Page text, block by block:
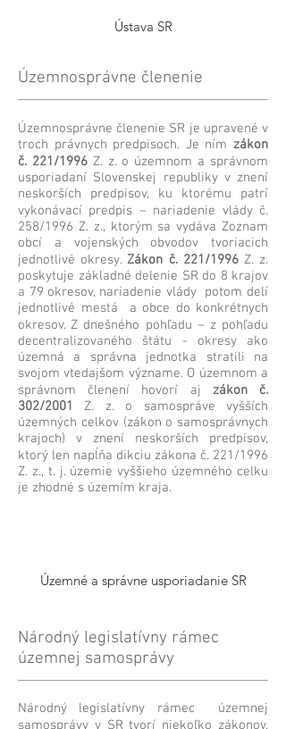
Ústava SR
Územnosprávne členenie
Územnosprávne členenie SR je upravené v
troch právnych predpisoch. Je ním zákon
č. 221/1996Z. z. o územnom a správnom
usporiadaní Slovenskej republiky v znení
neskorších predpisov, ku ktorému patrí
vykonávací predpis – nariadenie vlády č.
258/1996 Z. z., ktorým sa vydáva Zoznam
obcí a vojenských obvodov tvoriacich
jednotlivé okresy.Zákon č. 221/1996Z. z.
poskytuje základné delenie SR do 8 krajov
a 79 okresov, nariadenie vlády potom delí
jednotlivé mestá a obce do konkrétnych
okresov. Z dnešného pohľadu – z pohľadu
decentralizovaného štátu - okresy ako
územná a správna jednotka stratili na
svojom vtedajšom význame. O územnom a
správnom členení hovorí aj zákon č.
302/2001
Z. z. o samospráve vyšších
územných celkov (zákon o samosprávnych
krajoch) v znení neskorších predpisov,
ktorý len napĺňa dikciu zákona č. 221/1996
Z. z., t. j. územie vyššieho územného celku
je zhodné s územím kraja.
Územné a správne usporiadanie SR
Národný legislatívny rámec
územnej samosprávy
Národný legislatívny rámec územnej
samosprávy v SR tvorí niekoľko zákonov,